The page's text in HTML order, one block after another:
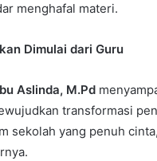
menghafal materi.
Dimulai dari Guru
Aslinda, M.Pd
transformasi
sekolah yang penuh